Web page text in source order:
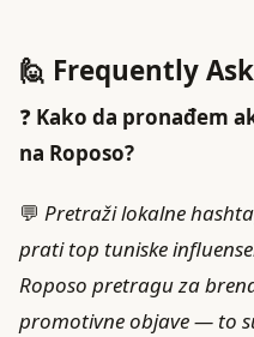
🙋 Frequently
❓ Kako da pronađem
na Roposo?
💬 Pretraži lokalne
prati top tuniske
Roposo pretragu za
promotivne objave — to